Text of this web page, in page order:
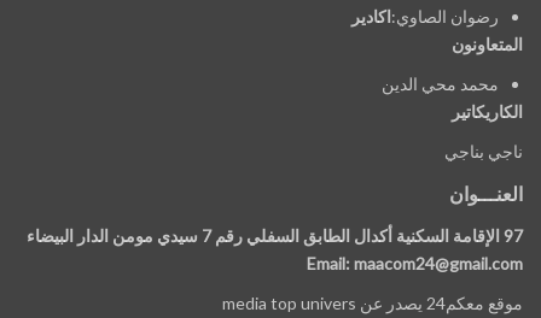
رضوان الصاوي:اكادير
المتعاونون
محمد محي الدين
الكاريكاتير
ناجي بناجي
العنـــوان
97 الإقامة السكنية أكدال الطابق السفلي رقم 7 سيدي مومن الدار البيضاء
Email: maacom24@gmail.com
موقع معكم24 يصدر عن media top univers